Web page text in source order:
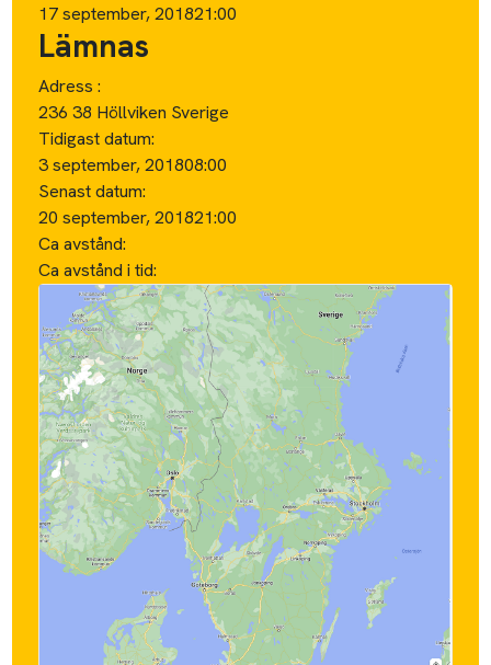
17 september, 201821:00
Lämnas
Adress :
236 38 Höllviken Sverige
Tidigast datum:
3 september, 201808:00
Senast datum:
20 september, 201821:00
Ca avstånd:
Ca avstånd i tid: